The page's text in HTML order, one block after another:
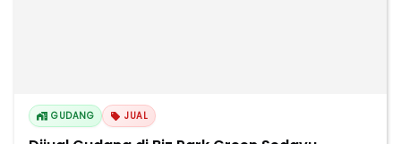
GUDANG JUAL